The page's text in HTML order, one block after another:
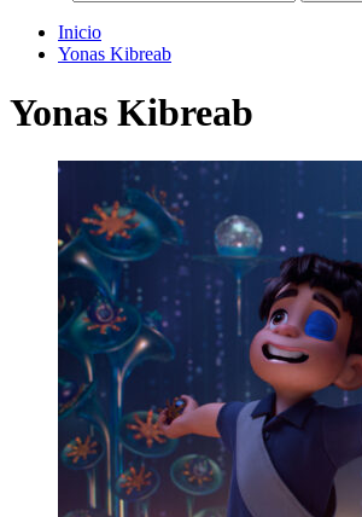
Inicio
Yonas Kibreab
Yonas Kibreab